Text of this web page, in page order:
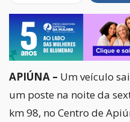
APIÚNA – Um veículo
um poste na noite da
km 98, no Centro de